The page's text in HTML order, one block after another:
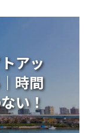
アッ
時間
い！